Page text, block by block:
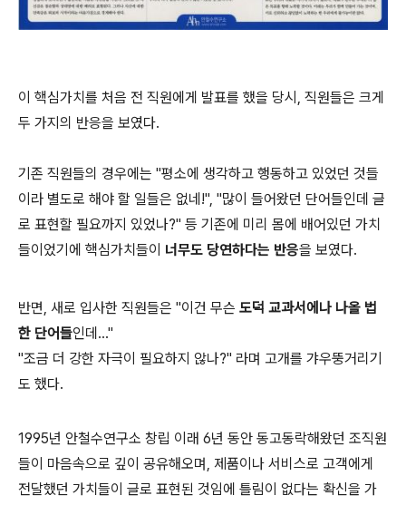
이 핵심가치를 처음 전 직원에게 발표를 했을 당시 , 직원들은 크게
두 가지의 반응을 보였다.
기존 직원들의 경우에는 "평소에 생각하고 행동하고 있었던 것들
이라 별도로 해야 할 일들은 없네 !", "많이 들어왔던 단어들인데 글
로 표현할 필요까지 있었나?" 등 기존에 미리 몸에 배어있던 가치
들이었기에 핵심가치들이 너무도 당연하다는 반응을 보였다.
반면, 새로 입사한 직원들은 "이건 무슨 도덕 교과서에나 나올 법
한 단어들인데 ..."
"조금 더 강한 자극이 필요하지 않나?" 라며 고개를 갸우뚱거리기
도 했다.
1995년 안철수연구소 창립 이래 6년 동안 동고동락해왔던 조직원
들이 마음속으로 깊이 공유해오며, 제품이나 서비스로 고객에게
전달했던 가치들이 글로 표현된 것임에 틀림이 없다는 확신을 가